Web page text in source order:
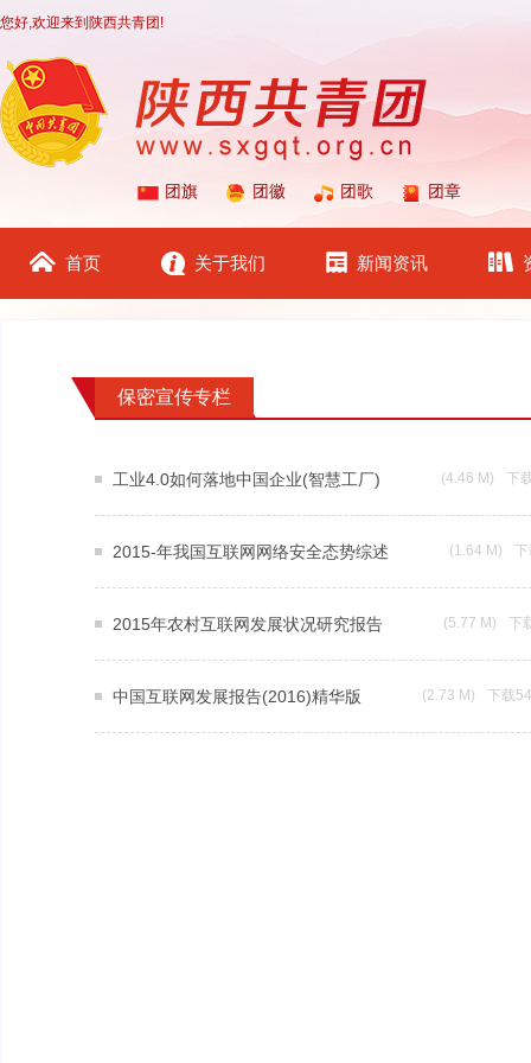
您好,欢迎来到陕西共青团!
团旗 团徽 团歌 团章
首页 关于我们 新闻资讯
保密宣传专栏
工业4.0如何落地中国企业(智慧工厂) (4.46 M) 下
2015-年我国互联网网络安全态势综述 (1.64 M)
2015年农村互联网发展状况研究报告 (5.77 M) 下
中国互联网发展报告(2016)精华版 (2.73 M) 下载